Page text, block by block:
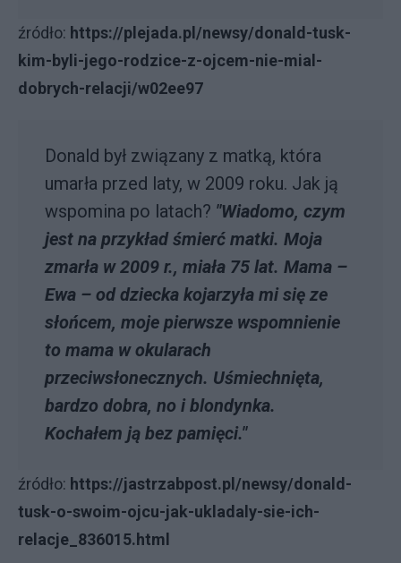
źródło: https://plejada.pl/newsy/donald-tusk-
kim-byli-jego-rodzice-z-ojcem-nie-mial-
dobrych-relacji/w02ee97
Donald był związany z matką, która
umarła przed laty, w 2009 roku. Jak ją
wspomina po latach? "Wiadomo, czym
jest na przykład śmierć matki. Moja
zmarła w 2009 r., miała 75 lat. Mama –
Ewa – od dziecka kojarzyła mi się ze
słońcem, moje pierwsze wspomnienie
to mama w okularach
przeciwsłonecznych. Uśmiechnięta,
bardzo dobra, no i blondynka.
Kochałem ją bez pamięci."
źródło: https://jastrzabpost.pl/newsy/donald-
tusk-o-swoim-ojcu-jak-ukladaly-sie-ich-
relacje_836015.html